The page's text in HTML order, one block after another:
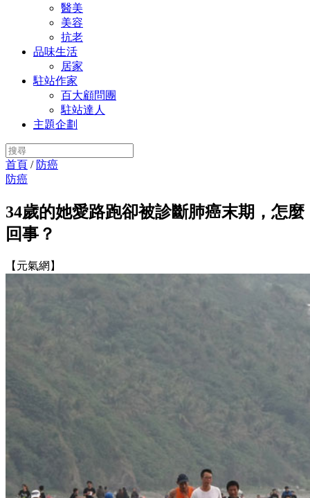
醫美
美容
抗老
品味生活
居家
駐站作家
百大顧問團
駐站達人
主題企劃
首頁 / 防癌
防癌
34歲的她愛路跑卻被診斷肺癌末期，怎麼
回事？
【元氣網】